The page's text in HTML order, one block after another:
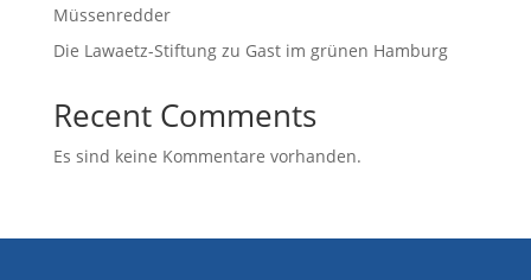
Müssenredder
Die Lawaetz-Stiftung zu Gast im grünen Hamburg
Recent Comments
Es sind keine Kommentare vorhanden.